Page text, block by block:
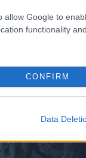
allow Google to
functionality
CONFIRM
Data